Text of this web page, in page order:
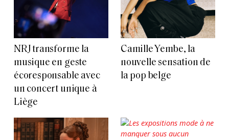
NRJ transforme la
musique en geste
écoresponsable avec
un concert unique à
Liège
Camille Yembe, la
nouvelle sensation de
la pop belge